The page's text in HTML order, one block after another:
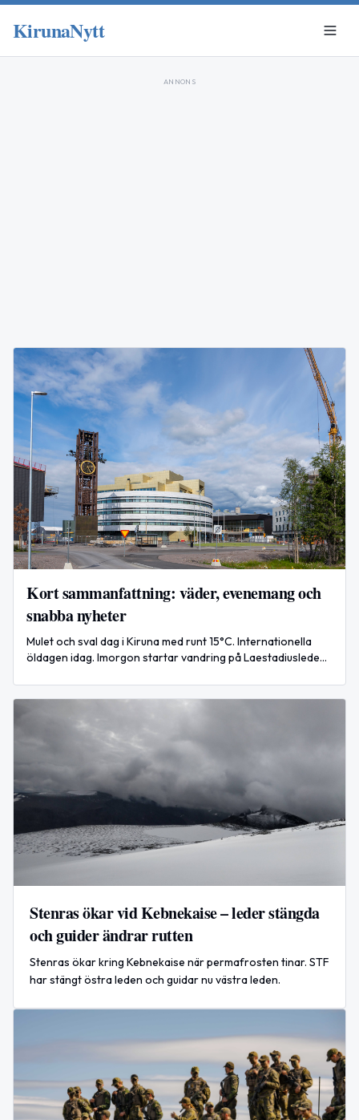
KirunaNytt
ANNONS
Kort sammanfattning: väder, evenemang och
snabba nyheter
Mulet och sval dag i Kiruna med runt 15°C. Internationella
öldagen idag. Imorgon startar vandring på Laestadiusleden.
Stenras ökar vid Kebnekaise – leder stängda
och guider ändrar rutten
Stenras ökar kring Kebnekaise när permafrosten tinar. STF
har stängt östra leden och guidar nu västra leden.